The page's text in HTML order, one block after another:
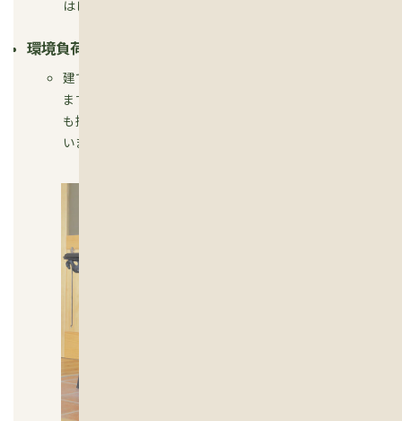
はじめ国産木材を使います。
環境負荷の小さい建築資材
建てた家はその役目を終えたとき、大量のごみになり
ます。そのごみたちが自然に与える環境負荷を少しで
も抑えるため、建材には自然素材を積極的に採用して
います。